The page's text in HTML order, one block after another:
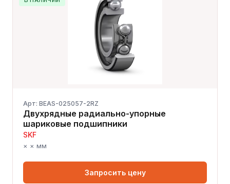
Арт: BEAS-025057-2RZ
Двухрядные радиально-упорные
шариковые подшипники
SKF
× × мм
Запросить цену